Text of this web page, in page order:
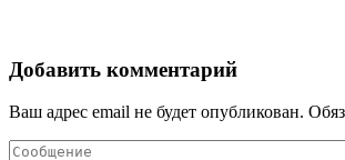
Добавить комментарий
Ваш адрес email не будет опубликован.